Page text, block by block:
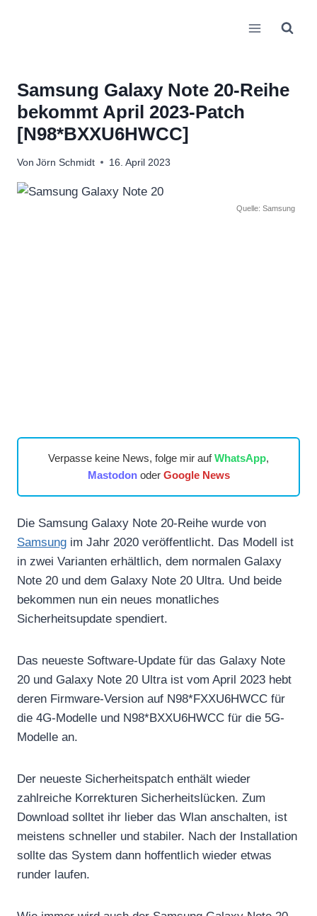
Samsung Galaxy Note 20-Reihe
bekommt April 2023-Patch
[N98*BXXU6HWCC]
Von Jörn Schmidt 16. April 2023
Quelle: Samsung
Verpasse keine News, folge mir aufWhatsApp,
Mastodonoder Google News
Die Samsung Galaxy Note 20-Reihe wurde von
Samsung im Jahr 2020 veröffentlicht. Das Modell ist
in zwei Varianten erhältlich, dem normalen Galaxy
Note 20 und dem Galaxy Note 20 Ultra. Und beide
bekommen nun ein neues monatliches
Sicherheitsupdate spendiert.
Das neueste Software-Update für das Galaxy Note
20 und Galaxy Note 20 Ultra ist vom April 2023 hebt
deren Firmware-Version auf N98*FXXU6HWCC für
die 4G-Modelle und N98*BXXU6HWCC für die 5G-
Modelle an.
Der neueste Sicherheitspatch enthält wieder
zahlreiche Korrekturen Sicherheitslücken. Zum
Download solltet ihr lieber das Wlan anschalten, ist
meistens schneller und stabiler. Nach der Installation
sollte das System dann hoffentlich wieder etwas
runder laufen.